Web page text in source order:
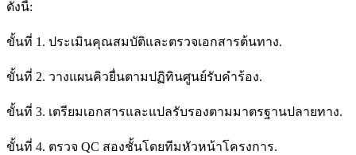
ดังนี้:
ขั้นที่ 1. ประเมินคุณสมบัติและตรวจเอกสารต้นทาง.
ขั้นที่ 2. วางแผนคิวยื่นตามปฏิทินศูนย์รับคำร้อง.
ขั้นที่ 3. เตรียมเอกสารและแปลรับรองตามมาตรฐานปลายทาง.
ขั้นที่ 4. ตรวจ QC สองชั้นโดยทีมหัวหน้าโครงการ.